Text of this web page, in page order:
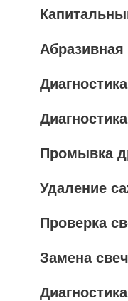
Абразивная
Промывка
Удаление
Проверка
Замена
Диагностика